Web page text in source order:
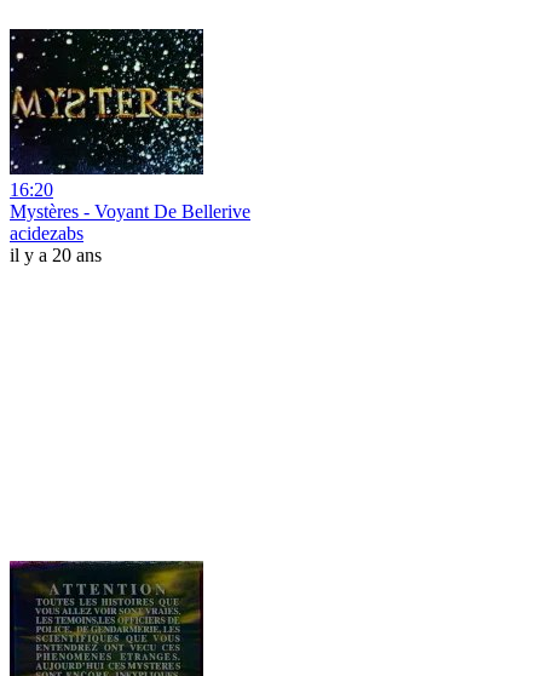
16:20
Mystères - Voyant De Bellerive
acidezabs
il y a 20 ans